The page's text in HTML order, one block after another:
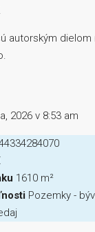
autorským dielom
2026 v 8:53 am
1610 m²
Pozemky -